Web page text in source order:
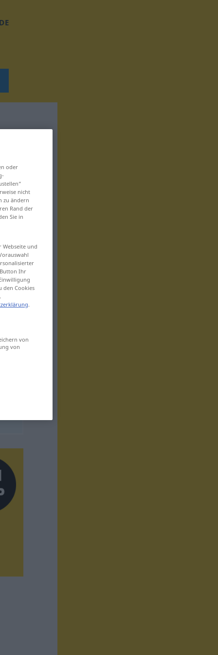
oder
nicht
zu ändern
Rand der
Sie in
und
Ihr
den Cookies
.
von
von